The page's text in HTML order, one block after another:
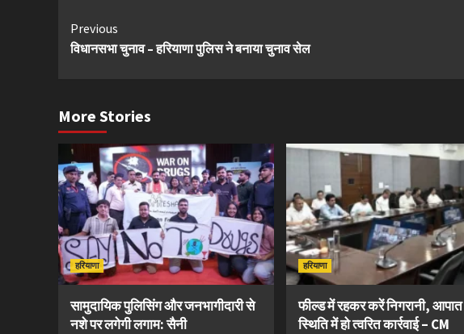
Continue
Reading
Previous
विधानसभा चुनाव – हरियाणा पुलिस ने बनाया चुनाव सेल
More Stories
हरियाणा
सामुदायिक पुलिसिंग और जनभागीदारी से
नशे पर लगेगी लगाम: सैनी
हरियाणा
फील्ड में रहकर करें निगरानी, आपात
स्थिति में हो त्वरित कार्रवाई – CM